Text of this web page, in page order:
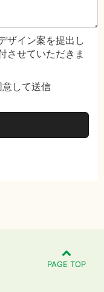
ザイン案を提出し
させていただきま
意して送信
PAGE TOP